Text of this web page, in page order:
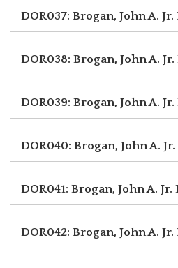
DOR037: Brogan, John A. Jr.
DOR038: Brogan, John A. Jr.
DOR039: Brogan, John A. Jr.
DOR040: Brogan, John A. Jr.
DOR041: Brogan, John A. Jr.
DOR042: Brogan, John A. Jr.